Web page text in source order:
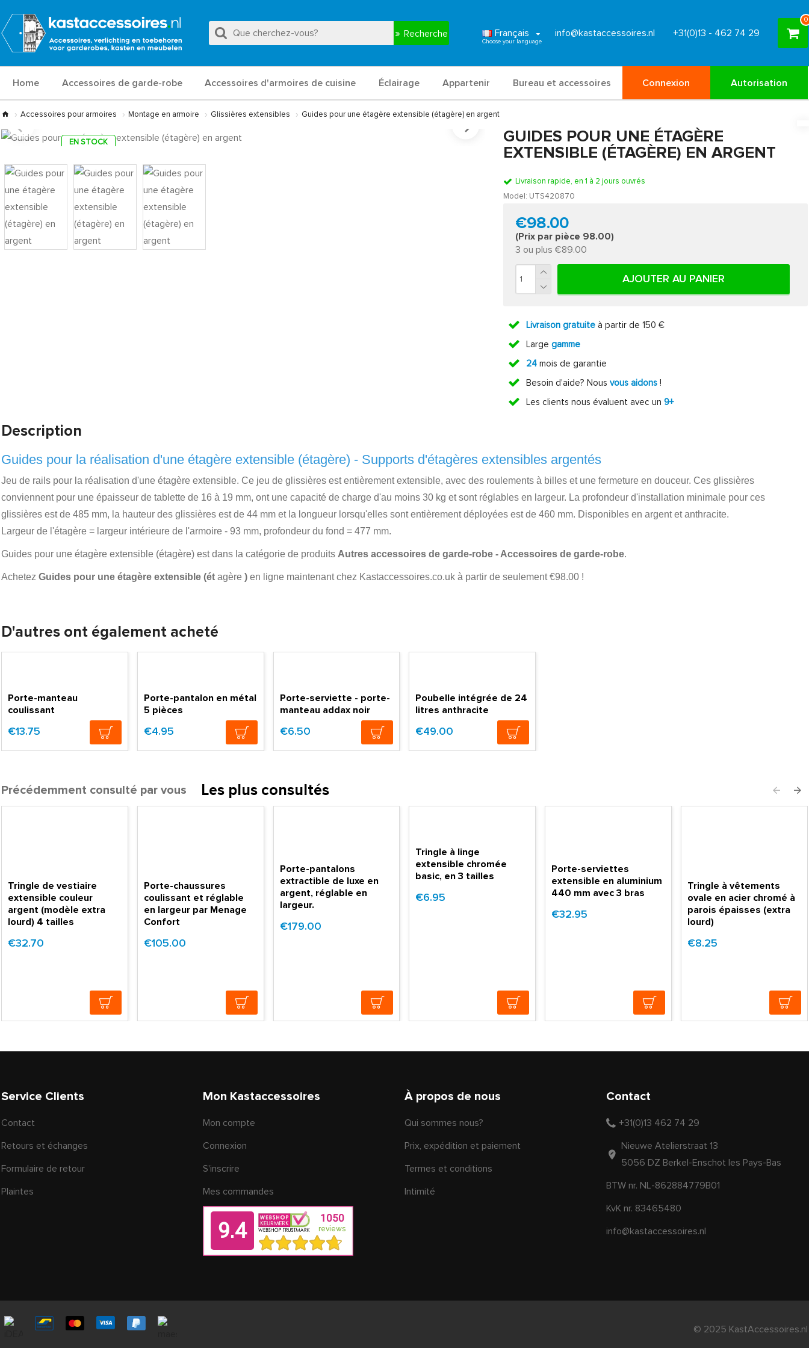
Recherche Français info@kastaccessoires.nl +31(0)13 - 462 74 29
0
Home Accessoires de garde-robe Accessoires d'armoires de cuisine Éclairage Appartenir Bureau et accessoires Connexion Autorisation
Accessoires pour armoires Montage en armoire Glissières extensibles Guides pour une étagère extensible (étagère) en argent
EN STOCK
GUIDES POUR UNE ÉTAGÈRE
EXTENSIBLE (ÉTAGÈRE) EN ARGENT
Livraison rapide, en 1 à 2 jours ouvrés
Model: UTS420870
€98.00
(Prix par pièce 98.00)
3 ou plus €89.00
AJOUTER AU PANIER
Livraison gratuiteà partir de 150 €
Large gamme
24mois de garantie
Besoin d'aide? Nous vous aidons!
Les clients nous évaluent avec un 9+
Description
Guides pour la réalisation d'une étagère extensible (étagère) - Supports d'étagères extensibles argentés
Jeu de rails pour la réalisation d'une étagère extensible. Ce jeu de glissières est entièrement extensible, avec des roulements à billes et une fermeture en douceur. Ces glissières
conviennent pour une épaisseur de tablette de 16 à 19 mm, ont une capacité de charge d'au moins 30 kg et sont réglables en largeur. La profondeur d'installation minimale pour ces
glissières est de 485 mm, la hauteur des glissières est de 44 mm et la longueur lorsqu'elles sont entièrement déployées est de 460 mm. Disponibles en argent et anthracite.
Largeur de l'étagère = largeur intérieure de l'armoire - 93 mm, profondeur du fond = 477 mm.
Guides pour une étagère extensible (étagère) est dans la catégorie de produits Autres accessoires de garde-robe - Accessoires de garde-robe.
Achetez Guides pour une étagère extensible (ét agère ) en ligne maintenant chez Kastaccessoires.co.uk à partir de seulement €98.00 !
D'autres ont également acheté
Porte-manteau
coulissant
€13.75
Porte-pantalon en métal
5 pièces
€4.95
Porte-serviette - porte-
manteau addax noir
€6.50
Poubelle intégrée de 24
litres anthracite
€49.00
Précédemment consulté par vous Les plus consultés
Tringle de vestiaire
extensible couleur
argent (modèle extra
lourd) 4 tailles
€32.70
Porte-chaussures
coulissant et réglable
en largeur par Menage
Confort
€105.00
Porte-pantalons
extractible de luxe en
argent, réglable en
largeur.
€179.00
Tringle à linge
extensible chromée
basic, en 3 tailles
€6.95
Porte-serviettes
extensible en aluminium
440 mm avec 3 bras
€32.95
Tringle à vêtements
ovale en acier chromé à
parois épaisses (extra
lourd)
€8.25
Service Clients
Contact
Retours et échanges
Formulaire de retour
Plaintes
Mon Kastaccessoires
Mon compte
Connexion
S'inscrire
Mes commandes
À propos de nous
Qui sommes nous?
Prix, expédition et paiement
Termes et conditions
Intimité
Contact
+31(0)13 462 74 29
Nieuwe Atelierstraat 13
5056 DZ Berkel-Enschot les Pays-Bas
BTW nr. NL-862884779B01
KvK nr. 83465480
info@kastaccessoires.nl
© 2025 KastAccessoires.nl